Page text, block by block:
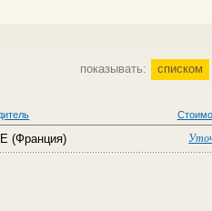
показывать: списком
(Франция)